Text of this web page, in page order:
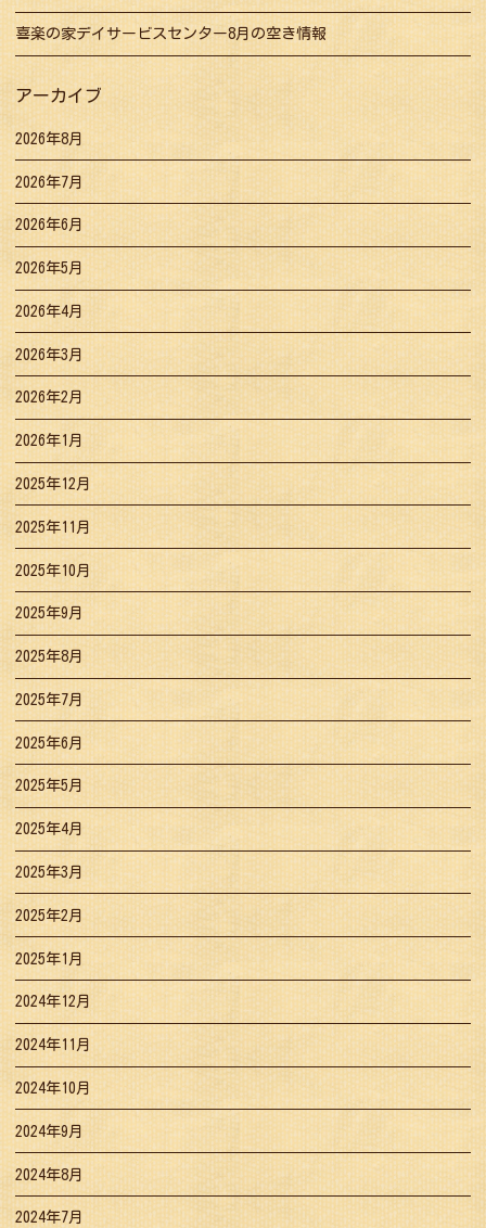
喜楽の家デイサービスセンター8月の空き情報
アーカイブ
2026年8月
2026年7月
2026年6月
2026年5月
2026年4月
2026年3月
2026年2月
2026年1月
2025年12月
2025年11月
2025年10月
2025年9月
2025年8月
2025年7月
2025年6月
2025年5月
2025年4月
2025年3月
2025年2月
2025年1月
2024年12月
2024年11月
2024年10月
2024年9月
2024年8月
2024年7月